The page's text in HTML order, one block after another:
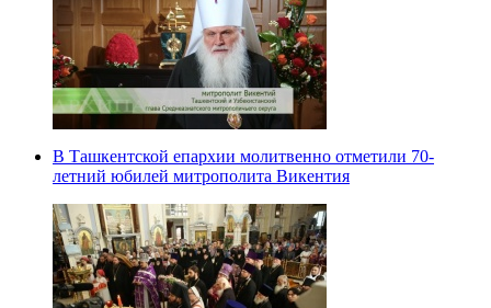
В Ташкентской епархии молитвенно отметили 70-
летний юбилей митрополита Викентия